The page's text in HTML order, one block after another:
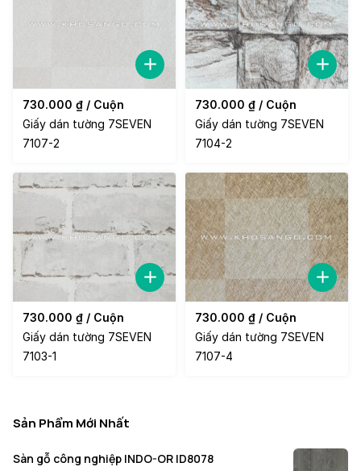
730.000 ₫ / Cuộn
Giấy dán tường 7SEVEN
7107-2
730.000 ₫ / Cuộn
Giấy dán tường 7SEVEN
7104-2
730.000 ₫ / Cuộn
Giấy dán tường 7SEVEN
7103-1
730.000 ₫ / Cuộn
Giấy dán tường 7SEVEN
7107-4
Sản Phẩm Mới Nhất
Sàn gỗ công nghiệp INDO-OR ID8078